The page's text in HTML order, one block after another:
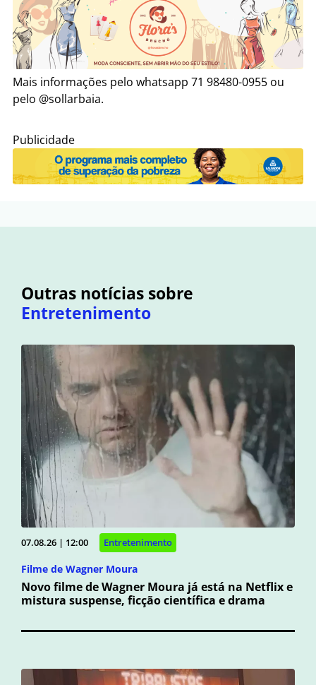
Mais informações pelo whatsapp 71 98480-0955 ou
pelo @sollarbaia.
Publicidade
Outras notícias sobre
Entretenimento
07.08.26 | 12:00 Entretenimento
Filme de Wagner Moura
Novo filme de Wagner Moura já está na Netflix e
mistura suspense, ficção científica e drama